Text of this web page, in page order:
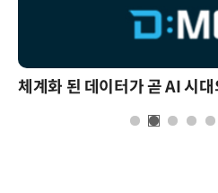
체계화 된 데이터가 곧 AI 시